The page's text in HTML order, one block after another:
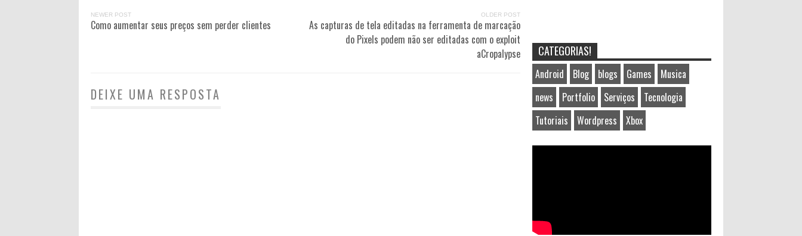
NEWER POST
Como aumentar seus preços sem perder clientes
OLDER POST
As capturas de tela editadas na ferramenta de marcação
do Pixels podem não ser editadas com o exploit
aCropalypse
DEIXE UMA RESPOSTA
CATEGORIAS!
Android Blog blogs Games
Musica
news
Portfolio Serviços
Tecnologia
Tutoriais
Wordpress Xbox